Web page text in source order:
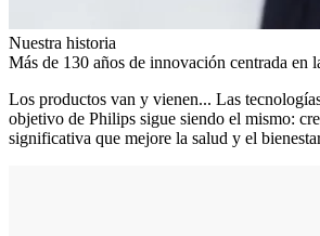
Nuestra historia
Más de 130 años de innovación centrada en
Los productos van y vienen... Las
objetivo de Philips sigue siendo el mismo:
significativa que mejore la salud y el